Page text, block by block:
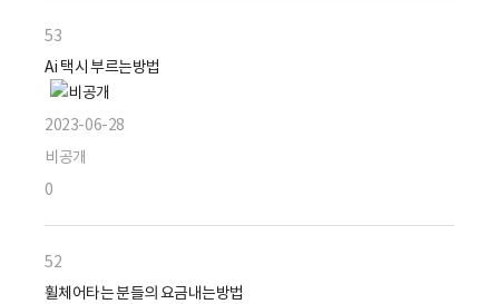
53
Ai 택시 부르는방법
2023-06-28
비공개
0
52
휠체어타는 분들의 요금내는방법